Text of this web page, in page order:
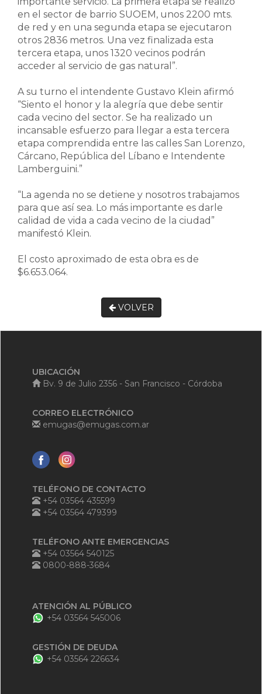
en el sector de barrio SUOEM, unos 2200 mts.
de red y en una segunda etapa se ejecutaron
otros 2836 metros. Una vez finalizada esta
tercera etapa, unos 1320 vecinos podrán
acceder al servicio de gas natural”.
A su turno el intendente Gustavo Klein afirmó
“Siento el honor y la alegría que debe sentir
cada vecino del sector. Se ha realizado un
incansable esfuerzo para llegar a esta tercera
etapa comprendida entre las calles San Lorenzo,
Cárcano, República del Líbano e Intendente
Lamberguini.”
“La agenda no se detiene y nosotros trabajamos
para que así sea. Lo más importante es darle
calidad de vida a cada vecino de la ciudad”
manifestó Klein.
El costo aproximado de esta obra es de
$6.653.064.
VOLVER
UBICACIÓN
Bv. 9 de Julio 2356 - San Francisco - Córdoba
CORREO ELECTRÓNICO
emugas@emugas.com.ar
TELÉFONO DE CONTACTO
+54 03564 435599
+54 03564 479399
TELÉFONO ANTE EMERGENCIAS
+54 03564 540125
0800-888-3684
ATENCIÓN AL PÚBLICO
+54 03564 545006
GESTIÓN DE DEUDA
+54 03564 226634